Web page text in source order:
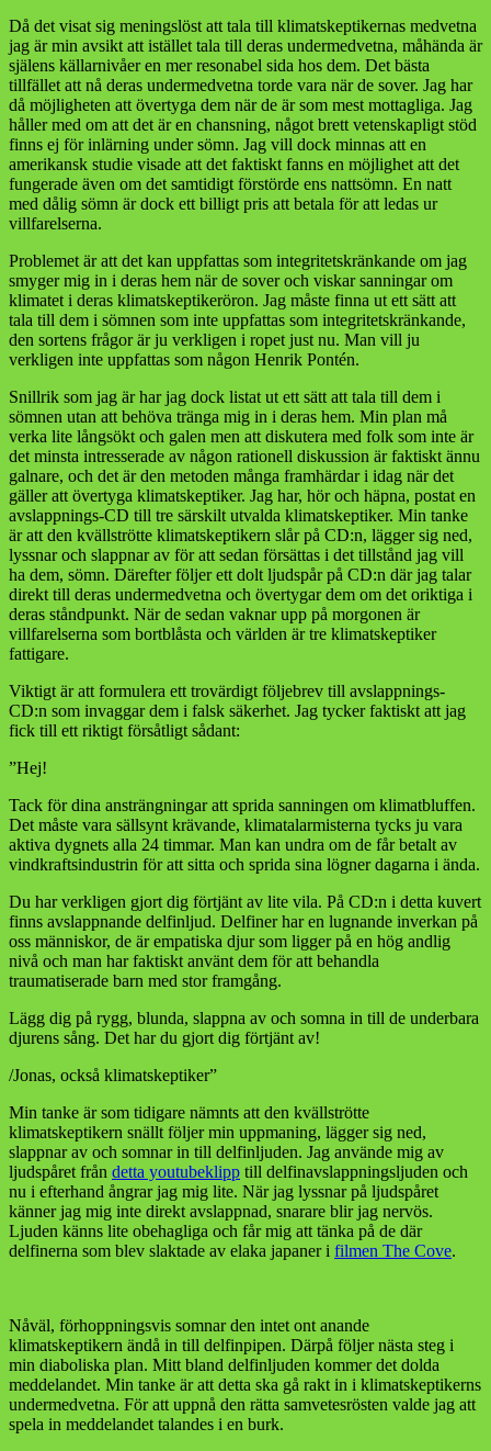
Då det visat sig meningslöst att tala till klimatskeptikernas medvetna
jag är min avsikt att istället tala till deras undermedvetna, måhända är
själens källarnivåer en mer resonabel sida hos dem. Det bästa
tillfället att nå deras undermedvetna torde vara när de sover. Jag har
då möjligheten att övertyga dem när de är som mest mottagliga. Jag
håller med om att det är en chansning, något brett vetenskapligt stöd
finns ej för inlärning under sömn. Jag vill dock minnas att en
amerikansk studie visade att det faktiskt fanns en möjlighet att det
fungerade även om det samtidigt förstörde ens nattsömn. En natt
med dålig sömn är dock ett billigt pris att betala för att ledas ur
villfarelserna.
Problemet är att det kan uppfattas som integritetskränkande om jag
smyger mig in i deras hem när de sover och viskar sanningar om
klimatet i deras klimatskeptikeröron. Jag måste finna ut ett sätt att
tala till dem i sömnen som inte uppfattas som integritetskränkande,
den sortens frågor är ju verkligen i ropet just nu. Man vill ju
verkligen inte uppfattas som någon Henrik Pontén.
Snillrik som jag är har jag dock listat ut ett sätt att tala till dem i
sömnen utan att behöva tränga mig in i deras hem. Min plan må
verka lite långsökt och galen men att diskutera med folk som inte är
det minsta intresserade av någon rationell diskussion är faktiskt ännu
galnare, och det är den metoden många framhärdar i idag när det
gäller att övertyga klimatskeptiker. Jag har, hör och häpna, postat en
avslappnings-CD till tre särskilt utvalda klimatskeptiker. Min tanke
är att den kvällströtte klimatskeptikern slår på CD:n, lägger sig ned,
lyssnar och slappnar av för att sedan försättas i det tillstånd jag vill
ha dem, sömn. Därefter följer ett dolt ljudspår på CD:n där jag talar
direkt till deras undermedvetna och övertygar dem om det oriktiga i
deras ståndpunkt. När de sedan vaknar upp på morgonen är
villfarelserna som bortblåsta och världen är tre klimatskeptiker
fattigare.
Viktigt är att formulera ett trovärdigt följebrev till avslappnings-
CD:n som invaggar dem i falsk säkerhet. Jag tycker faktiskt att jag
fick till ett riktigt försåtligt sådant:
”Hej!
Tack för dina ansträngningar att sprida sanningen om klimatbluffen.
Det måste vara sällsynt krävande, klimatalarmisterna tycks ju vara
aktiva dygnets alla 24 timmar. Man kan undra om de får betalt av
vindkraftsindustrin för att sitta och sprida sina lögner dagarna i ända.
Du har verkligen gjort dig förtjänt av lite vila. På CD:n i detta kuvert
finns avslappnande delfinljud. Delfiner har en lugnande inverkan på
oss människor, de är empatiska djur som ligger på en hög andlig
nivå och man har faktiskt använt dem för att behandla
traumatiserade barn med stor framgång.
Lägg dig på rygg, blunda, slappna av och somna in till de underbara
djurens sång. Det har du gjort dig förtjänt av!
/Jonas, också klimatskeptiker”
Min tanke är som tidigare nämnts att den kvällströtte
klimatskeptikern snällt följer min uppmaning, lägger sig ned,
slappnar av och somnar in till delfinljuden. Jag använde mig av
ljudspåret från detta youtubeklipp till delfinavslappningsljuden och
nu i efterhand ångrar jag mig lite. När jag lyssnar på ljudspåret
känner jag mig inte direkt avslappnad, snarare blir jag nervös.
Ljuden känns lite obehagliga och får mig att tänka på de där
delfinerna som blev slaktade av elaka japaner i filmen The Cove.
Nåväl, förhoppningsvis somnar den intet ont anande
klimatskeptikern ändå in till delfinpipen. Därpå följer nästa steg i
min diaboliska plan. Mitt bland delfinljuden kommer det dolda
meddelandet. Min tanke är att detta ska gå rakt in i klimatskeptikerns
undermedvetna. För att uppnå den rätta samvetesrösten valde jag att
spela in meddelandet talandes i en burk.